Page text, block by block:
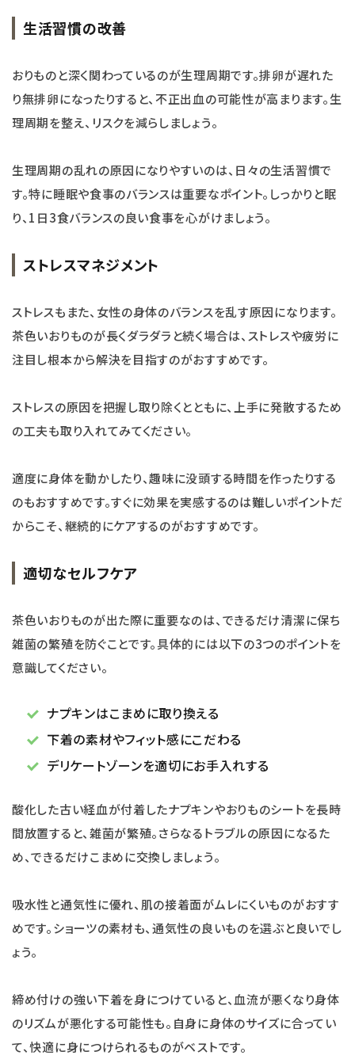
生活習慣の改善
おりものと深く関わっているのが生理周期です。排卵が遅れた
り無排卵になったりすると、不正出血の可能性が高まります。生
理周期を整え、リスクを減らしましょう。
生理周期の乱れの原因になりやすいのは、日々の生活習慣で
す。特に睡眠や食事のバランスは重要なポイント。しっかりと眠
り、1日3食バランスの良い食事を心がけましょう。
ストレスマネジメント
ストレスもまた、女性の身体のバランスを乱す原因になります。
茶色いおりものが長くダラダラと続く場合は、ストレスや疲労に
注目し根本から解決を目指すのがおすすめです。
ストレスの原因を把握し取り除くとともに、上手に発散するため
の工夫も取り入れてみてください。
適度に身体を動かしたり、趣味に没頭する時間を作ったりする
のもおすすめです。すぐに効果を実感するのは難しいポイントだ
からこそ、継続的にケアするのがおすすめです。
適切なセルフケア
茶色いおりものが出た際に重要なのは、できるだけ清潔に保ち
雑菌の繁殖を防ぐことです。具体的には以下の3つのポイントを
意識してください。
ナプキンはこまめに取り換える
下着の素材やフィット感にこだわる
デリケートゾーンを適切にお手入れする
酸化した古い経血が付着したナプキンやおりものシートを長時
間放置すると、雑菌が繁殖。さらなるトラブルの原因になるた
め、できるだけこまめに交換しましょう。
吸水性と通気性に優れ、肌の接着面がムレにくいものがおすす
めです。ショーツの素材も、通気性の良いものを選ぶと良いでし
ょう。
締め付けの強い下着を身につけていると、血流が悪くなり身体
のリズムが悪化する可能性も。自身に身体のサイズに合ってい
て、快適に身につけられるものがベストです。